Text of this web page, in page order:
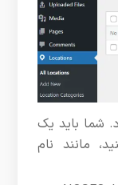
شما باید یک
مانند نام